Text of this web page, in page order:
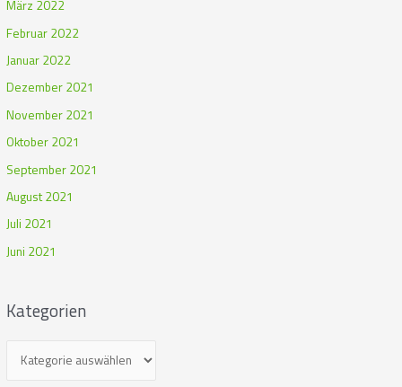
März 2022
Februar 2022
Januar 2022
Dezember 2021
November 2021
Oktober 2021
September 2021
August 2021
Juli 2021
Juni 2021
Kategorien